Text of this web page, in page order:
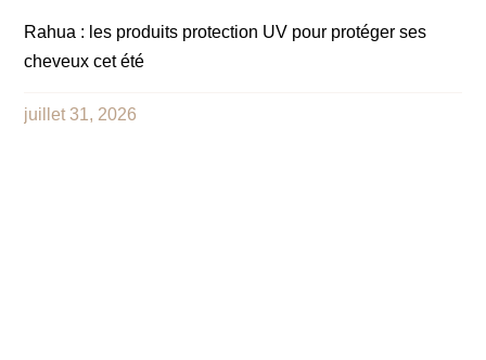
Rahua : les produits protection UV pour protéger ses
cheveux cet été
juillet 31, 2026